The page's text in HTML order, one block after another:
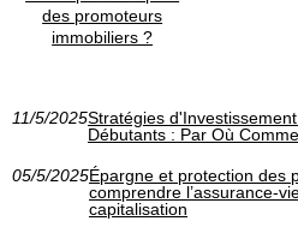
des promoteurs
immobiliers ?
11/5/2025Stratégies
Débutants : Par Où
05/5/2025Épargne et protection des
comprendre l’assurance-
capitalisation